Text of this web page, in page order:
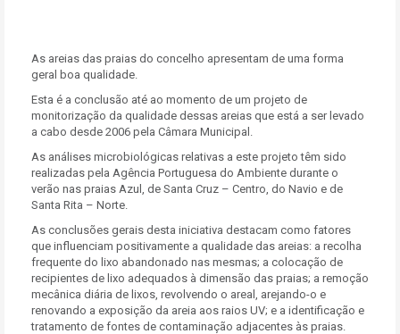
As areias das praias do concelho apresentam de uma forma
geral boa qualidade.
Esta é a conclusão até ao momento de um projeto de
monitorização da qualidade dessas areias que está a ser levado
a cabo desde 2006 pela Câmara Municipal.
As análises microbiológicas relativas a este projeto têm sido
realizadas pela Agência Portuguesa do Ambiente durante o
verão nas praias Azul, de Santa Cruz – Centro, do Navio e de
Santa Rita – Norte.
As conclusões gerais desta iniciativa destacam como fatores
que influenciam positivamente a qualidade das areias: a recolha
frequente do lixo abandonado nas mesmas; a colocação de
recipientes de lixo adequados à dimensão das praias; a remoção
mecânica diária de lixos, revolvendo o areal, arejando-o e
renovando a exposição da areia aos raios UV; e a identificação e
tratamento de fontes de contaminação adjacentes às praias.